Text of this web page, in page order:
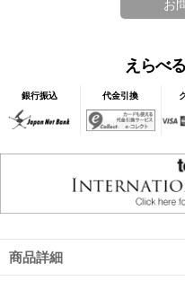
えらべ
銀行振込 代金引換
商品詳細